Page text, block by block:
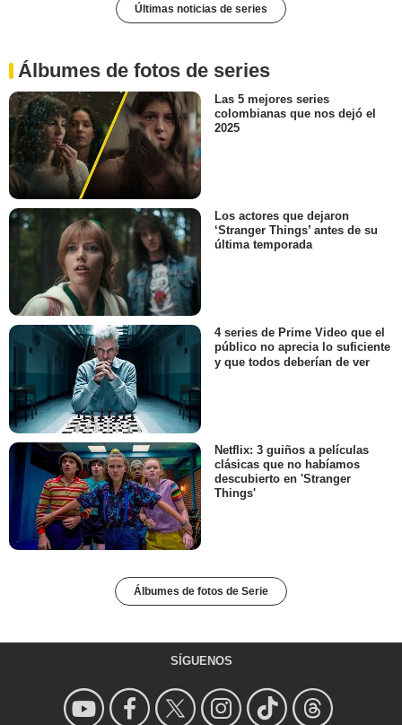
Últimas noticias de series
Álbumes de fotos de series
Las 5 mejores series
colombianas que nos dejó el
2025
Los actores que dejaron
‘Stranger Things’ antes de su
última temporada
4 series de Prime Video que el
público no aprecia lo suficiente
y que todos deberían de ver
Netflix: 3 guiños a películas
clásicas que no habíamos
descubierto en 'Stranger
Things'
Álbumes de fotos de Serie
SÍGUENOS